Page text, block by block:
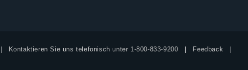
Kontaktieren Sie uns telefonisch unter 1-800-833-9200 Feedback